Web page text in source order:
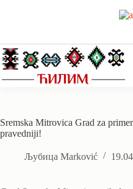
Sremska Mitrovica Grad za
pravedniji!
Љубица Marković